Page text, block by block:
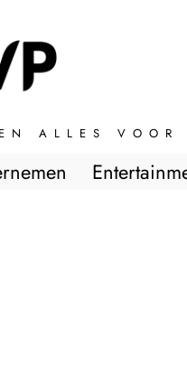
ALLES VOOR